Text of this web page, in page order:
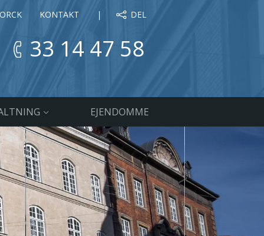
KONTAKT DEL
33 14 47 58
EJENDOMME